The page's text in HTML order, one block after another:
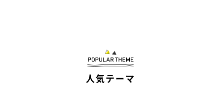
人気テーマ